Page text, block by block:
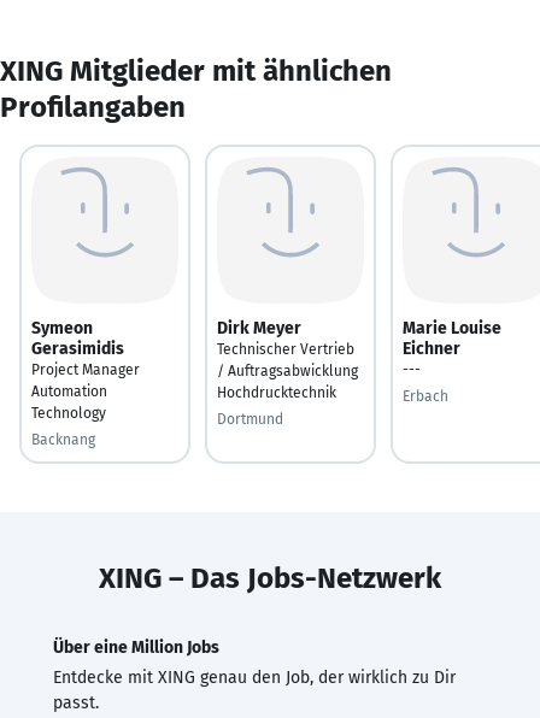
XING Mitglieder mit ähnlichen
Profilangaben
Symeon
Gerasimidis
Project Manager
Automation
Technology
Backnang
Dirk Meyer
Technischer Vertrieb
/ Auftragsabwicklung
Hochdrucktechnik
Dortmund
Marie Louise
Eichner
---
Erbach
XING – Das Jobs-Netzwerk
Über eine Million Jobs
Entdecke mit XING genau den Job, der wirklich zu Dir
passt.